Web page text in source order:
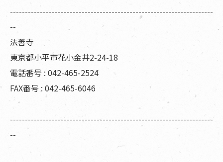
--------------------------------------------------------------------
--
法善寺
東京都小平市花小金井2-24-18
電話番号 : 042-465-2524
FAX番号 : 042-465-6046
--------------------------------------------------------------------
--